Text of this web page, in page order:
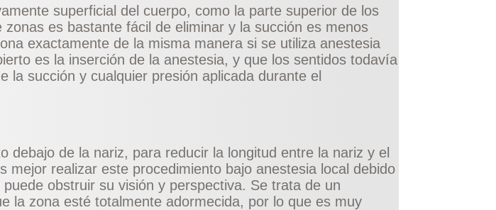
superficial del cuerpo, como la parte superior de los
es bastante fácil de eliminar y la succión es menos
exactamente de la misma manera si se utiliza anestesia
es la inserción de la anestesia, y que los sentidos todavía
succión y cualquier presión aplicada durante el
debajo de la nariz, para reducir la longitud entre la nariz y el
mejor realizar este procedimiento bajo anestesia local debido
obstruir su visión y perspectiva. Se trata de un
la zona esté totalmente adormecida, por lo que es muy